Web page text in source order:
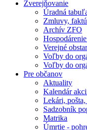
Zverejňovanie
Úradná
Zmluvy,
Archív ZFO
Verejné
Voľby do
Voľby do
Pre občanov
Aktuality
Kalendár
Lekári,
Sadzobník
Matrika
Úmrtie -